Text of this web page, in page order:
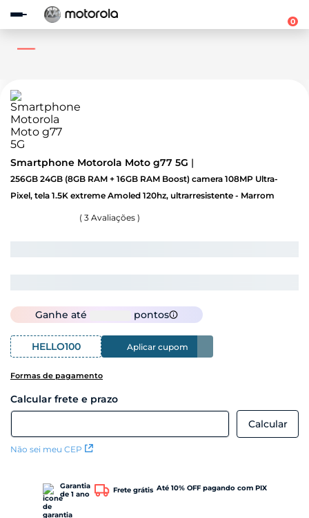
Observação:
este
site
acessibilidade.
0
Smartphone Motorola Moto g77 5G
256GB 24GB (8GB RAM + 16GB RAM Boost) camera 108MP Ultra-
Pixel, tela 1.5K extreme Amoled 120hz, ultrarresistente - Marrom
( 3 Avaliações )
Ganhe até pontos
HELLO100 Aplicar cupom
Formas de pagamento
Não sei meu CEP
Garantia
de 1 ano
Frete grátis Até 10% OFF pagando com PIX